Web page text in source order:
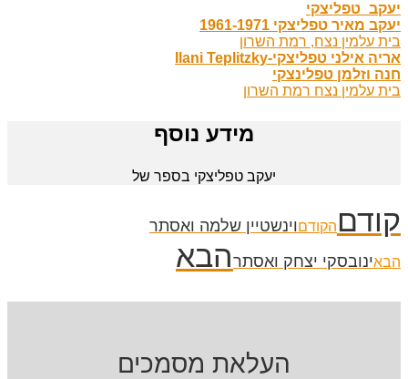
יעקב_טפליצקי
יעקב מאיר טפליצקי 1961-1971
בית עלמין נצח, רמת השרון
אריה אילני טפליצקי-Ilani Teplitzky
חנה וזלמן טפלינצקי
בית עלמין נצח רמת השרון
מידע נוסף
יעקב טפליצקי בספר של
קודם הקודםוינשטיין שלמה ואסתר
הבאינובסקי יצחק ואסתרהבא
העלאת מסמכים